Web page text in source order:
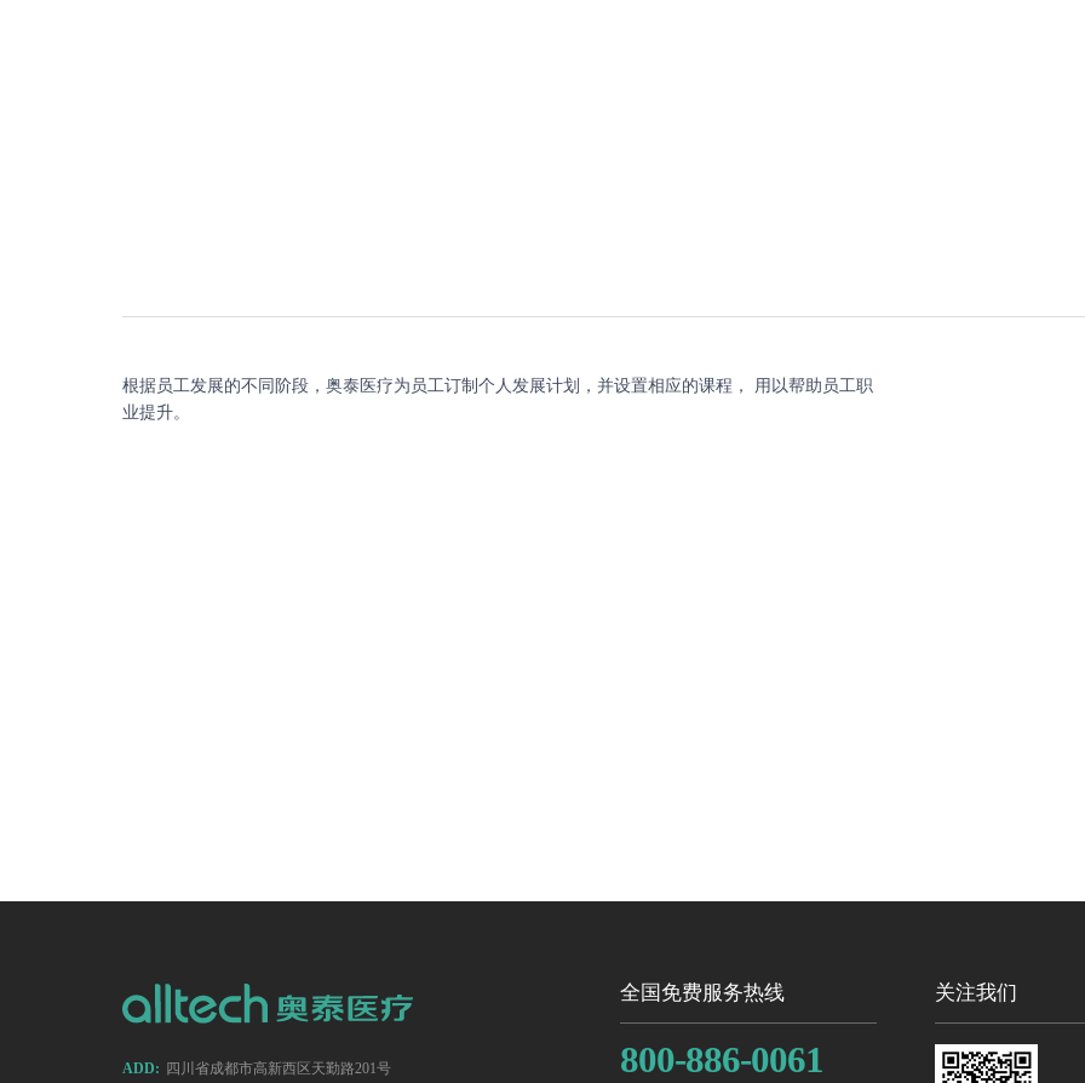
根据员工发展的不同阶段，奥泰医疗为员工订制个人发展计划，并设置相应的课程， 用以帮助员工职
业提升。
ADD: 四川省成都市高新西区天勤路201号
全国免费服务热线
800-886-0061
关注我们